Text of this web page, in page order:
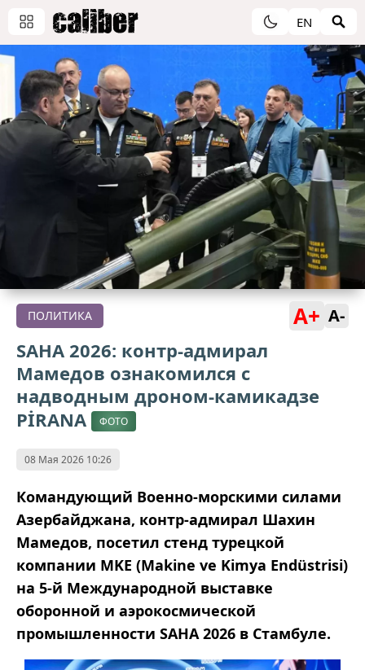
EN
ПОЛИТИКА A+ A-
SAHA 2026: контр-адмирал
Мамедов ознакомился с
надводным дроном-камикадзе
PİRANA
ФОТО
08 Мая 2026 10:26
Командующий Военно-морскими силами
Азербайджана, контр-адмирал Шахин
Мамедов, посетил стенд турецкой
компании MKE (Makine ve Kimya Endüstrisi)
на 5-й Международной выставке
оборонной и аэрокосмической
промышленности SAHA 2026 в Стамбуле.